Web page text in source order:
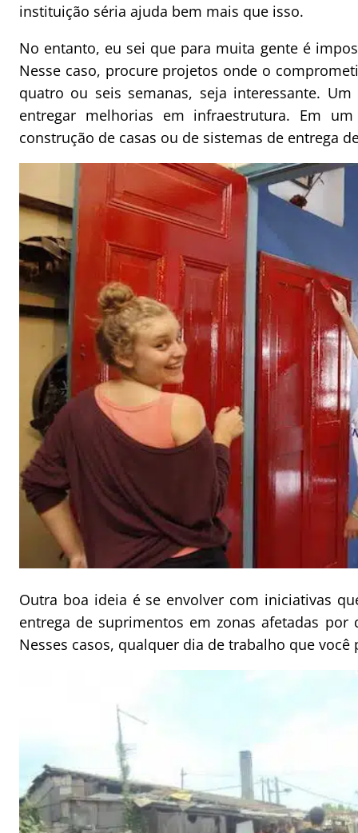
instituição séria ajuda bem mais que isso.
No entanto, eu sei que para muita gente é
Nesse caso, procure projetos onde o
quatro ou seis semanas, seja interessante.
entregar melhorias em infraestrutura. Em
construção de casas ou de sistemas de entrega
Outra boa ideia é se envolver com iniciativas
entrega de suprimentos em zonas afetadas por
Nesses casos, qualquer dia de trabalho que